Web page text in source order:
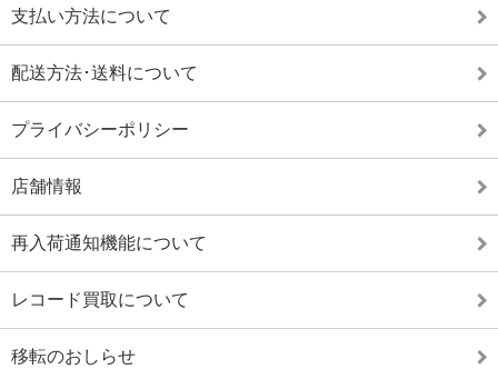
支払い方法について
配送方法･送料について
プライバシーポリシー
店舗情報
再入荷通知機能について
レコード買取について
移転のおしらせ